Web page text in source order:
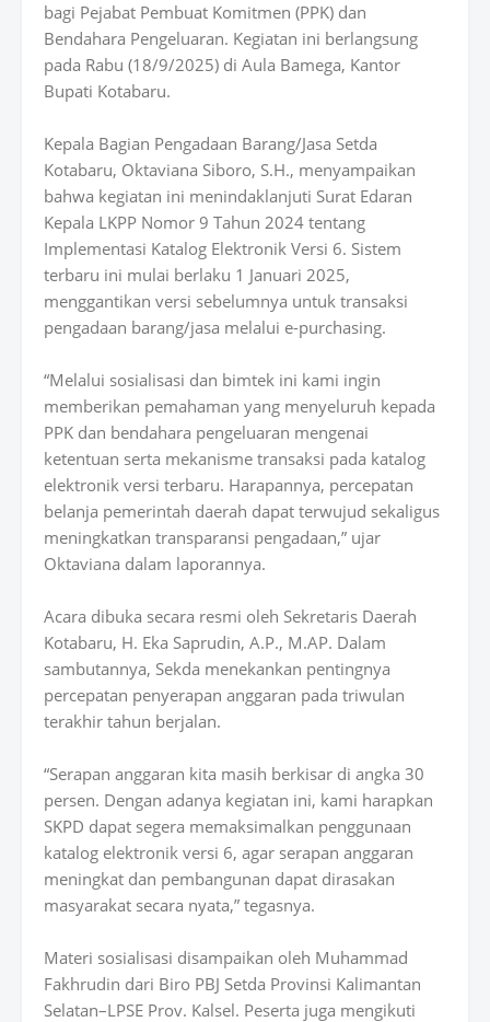
bagi Pejabat Pembuat Komitmen (PPK) dan
Bendahara Pengeluaran. Kegiatan ini berlangsung
pada Rabu (18/9/2025) di Aula Bamega, Kantor
Bupati Kotabaru.
Kepala Bagian Pengadaan Barang/Jasa Setda
Kotabaru, Oktaviana Siboro, S.H., menyampaikan
bahwa kegiatan ini menindaklanjuti Surat Edaran
Kepala LKPP Nomor 9 Tahun 2024 tentang
Implementasi Katalog Elektronik Versi 6. Sistem
terbaru ini mulai berlaku 1 Januari 2025,
menggantikan versi sebelumnya untuk transaksi
pengadaan barang/jasa melalui e-purchasing.
“Melalui sosialisasi dan bimtek ini kami ingin
memberikan pemahaman yang menyeluruh kepada
PPK dan bendahara pengeluaran mengenai
ketentuan serta mekanisme transaksi pada katalog
elektronik versi terbaru. Harapannya, percepatan
belanja pemerintah daerah dapat terwujud sekaligus
meningkatkan transparansi pengadaan,” ujar
Oktaviana dalam laporannya.
Acara dibuka secara resmi oleh Sekretaris Daerah
Kotabaru, H. Eka Saprudin, A.P., M.AP. Dalam
sambutannya, Sekda menekankan pentingnya
percepatan penyerapan anggaran pada triwulan
terakhir tahun berjalan.
“Serapan anggaran kita masih berkisar di angka 30
persen. Dengan adanya kegiatan ini, kami harapkan
SKPD dapat segera memaksimalkan penggunaan
katalog elektronik versi 6, agar serapan anggaran
meningkat dan pembangunan dapat dirasakan
masyarakat secara nyata,” tegasnya.
Materi sosialisasi disampaikan oleh Muhammad
Fakhrudin dari Biro PBJ Setda Provinsi Kalimantan
Selatan–LPSE Prov. Kalsel. Peserta juga mengikuti